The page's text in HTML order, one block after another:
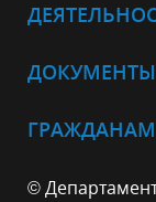
ДОКУМЕНТЫ
ГРАЖДАНАМ
©